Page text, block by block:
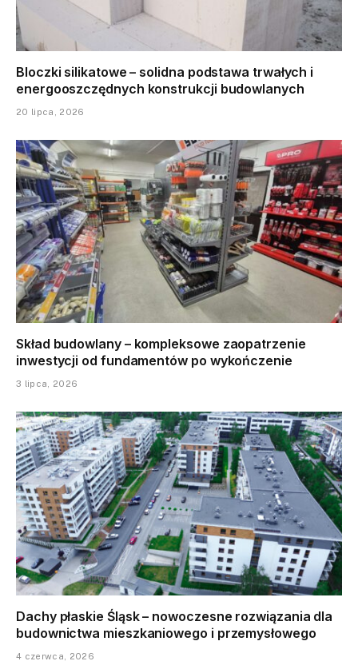
Bloczki silikatowe – solidna podstawa trwałych i
energooszczędnych konstrukcji budowlanych
20 lipca, 2026
Skład budowlany – kompleksowe zaopatrzenie
inwestycji od fundamentów po wykończenie
3 lipca, 2026
Dachy płaskie Śląsk – nowoczesne rozwiązania dla
budownictwa mieszkaniowego i przemysłowego
4 czerwca, 2026